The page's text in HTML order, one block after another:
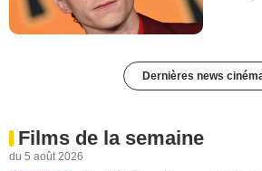
Dernières news
Films de la semaine
du 5 août 2026